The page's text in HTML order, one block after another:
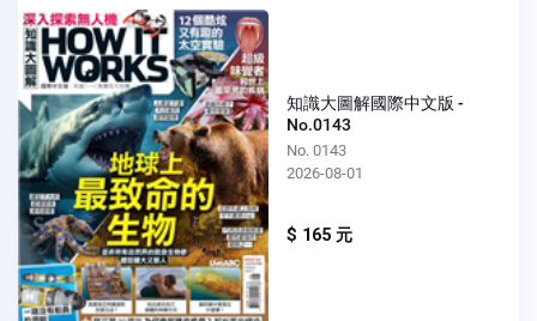
知識大圖解國際中文版 -
No.0143
No. 0143
2026-08-01
$ 165 元